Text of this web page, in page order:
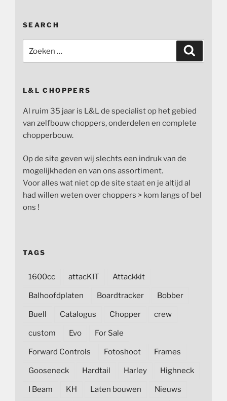
SEARCH
naar:
L&L CHOPPERS
Al ruim 35 jaar is L&L de specialist op het gebied
van zelfbouw choppers, onderdelen en complete
chopperbouw.
Op de site geven wij slechts een indruk van de
mogelijkheden en van ons assortiment.
Voor alles wat niet op de site staat en je altijd al
had willen weten over choppers > kom langs of bel
ons !
TAGS
1600cc attacKIT Attackkit
Balhoofdplaten Boardtracker Bobber
Buell Catalogus Chopper crew
custom Evo For Sale
Forward Controls Fotoshoot Frames
Gooseneck Hardtail Harley Highneck
I Beam KH Laten bouwen Nieuws